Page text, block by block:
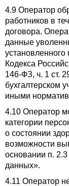
4.9 Оператор
работников в
договора.
данные
установленного
Кодекса
146-ФЗ, ч. 1 ст.
бухгалтерском
иными
4.10 Оператор
категории
о состоянии
возможности
основании п.
данных».
4.11 Оператор